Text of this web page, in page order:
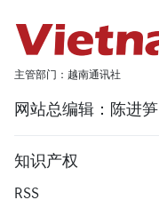
主管部门：越南通讯社
网站总编辑：陈进笋
知识产权
RSS